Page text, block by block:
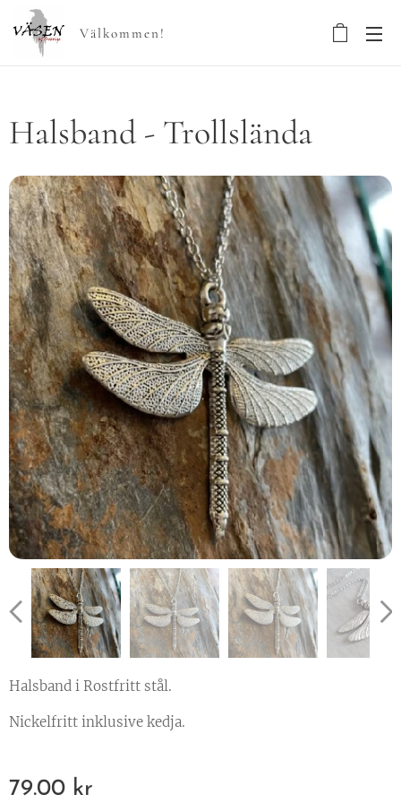
Välkommen!
Halsband - Trollslända
Halsband i Rostfritt stål.
Nickelfritt inklusive kedja.
79.00 kr